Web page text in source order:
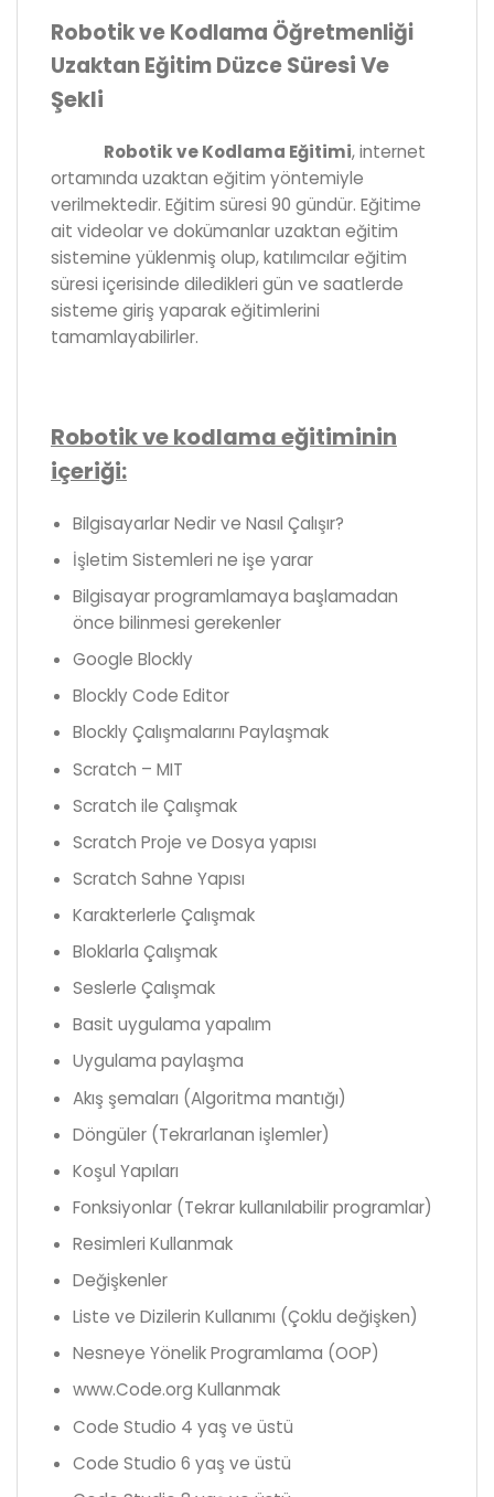
Robotik ve Kodlama Öğretmenliği
Uzaktan Eğitim DüzceSüresi Ve
Şekli
Robotik ve Kodlama Eğitimi, internet
ortamında uzaktan eğitim yöntemiyle
verilmektedir. Eğitim süresi 90 gündür. Eğitime
ait videolar ve dokümanlar uzaktan eğitim
sistemine yüklenmiş olup, katılımcılar eğitim
süresi içerisinde diledikleri gün ve saatlerde
sisteme giriş yaparak eğitimlerini
tamamlayabilirler.
Robotik ve kodlama eğitiminin
içeriği:
Bilgisayarlar Nedir ve Nasıl Çalışır?
İşletim Sistemleri ne işe yarar
Bilgisayar programlamaya başlamadan
önce bilinmesi gerekenler
Google Blockly
Blockly Code Editor
Blockly Çalışmalarını Paylaşmak
Scratch – MIT
Scratch ile Çalışmak
Scratch Proje ve Dosya yapısı
Scratch Sahne Yapısı
Karakterlerle Çalışmak
Bloklarla Çalışmak
Seslerle Çalışmak
Basit uygulama yapalım
Uygulama paylaşma
Akış şemaları (Algoritma mantığı)
Döngüler (Tekrarlanan işlemler)
Koşul Yapıları
Fonksiyonlar (Tekrar kullanılabilir programlar)
Resimleri Kullanmak
Değişkenler
Liste ve Dizilerin Kullanımı (Çoklu değişken)
Nesneye Yönelik Programlama (OOP)
www.Code.org Kullanmak
Code Studio 4 yaş ve üstü
Code Studio 6 yaş ve üstü